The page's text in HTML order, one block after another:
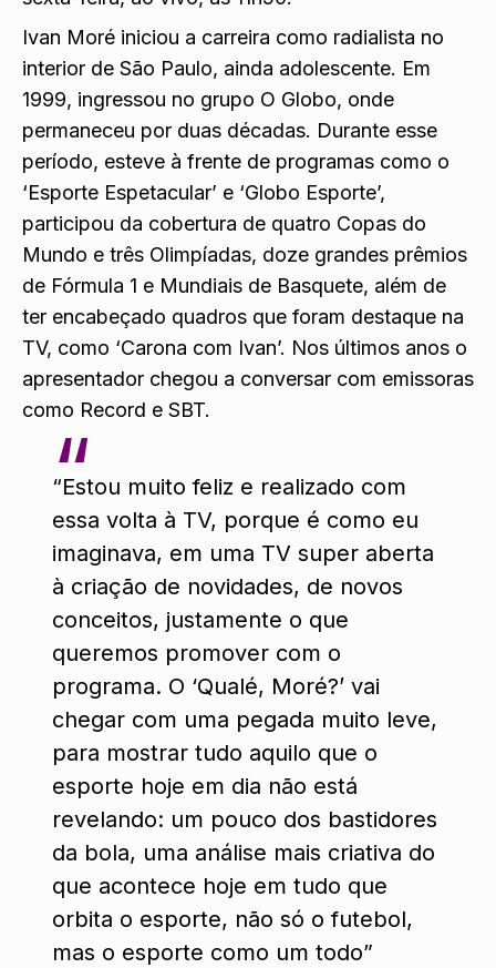
Ivan Moré iniciou a carreira como radialista no
interior de São Paulo, ainda adolescente. Em
1999, ingressou no grupo O Globo, onde
permaneceu por duas décadas. Durante esse
período, esteve à frente de programas como o
‘Esporte Espetacular’ e ‘Globo Esporte’,
participou da cobertura de quatro Copas do
Mundo e três Olimpíadas, doze grandes prêmios
de Fórmula 1 e Mundiais de Basquete, além de
ter encabeçado quadros que foram destaque na
TV, como ‘Carona com Ivan’. Nos últimos anos o
apresentador chegou a conversar com emissoras
como Record e SBT.
“Estou muito feliz e realizado com
essa volta à TV, porque é como eu
imaginava, em uma TV super aberta
à criação de novidades, de novos
conceitos, justamente o que
queremos promover com o
programa. O ‘Qualé, Moré?’ vai
chegar com uma pegada muito leve,
para mostrar tudo aquilo que o
esporte hoje em dia não está
revelando: um pouco dos bastidores
da bola, uma análise mais criativa do
que acontece hoje em tudo que
orbita o esporte, não só o futebol,
mas o esporte como um todo”